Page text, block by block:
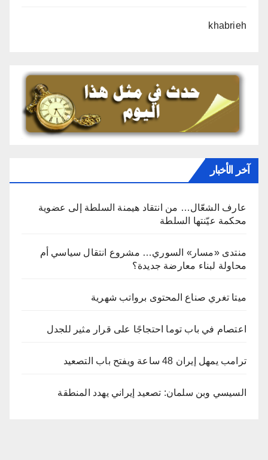
khabrieh
آخر الأخبار
عارف الشعّال… من انتقاد هيمنة السلطة إلى عضوية
محكمة عيّنتها السلطة
منتدى «مسار» السوري… مشروع انتقال سياسي أم
محاولة لبناء معارضة جديدة؟
ميتا تغري صناع المحتوى برواتب شهرية
اعتصام في باب توما احتجاجًا على قرار مثير للجدل
ترامب يمهل إيران 48 ساعة ويفتح باب التصعيد
السيسي وبن سلمان: تصعيد إيراني يهدد المنطقة